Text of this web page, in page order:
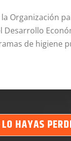
Organización
Desarrollo
de higiene
HAYAS